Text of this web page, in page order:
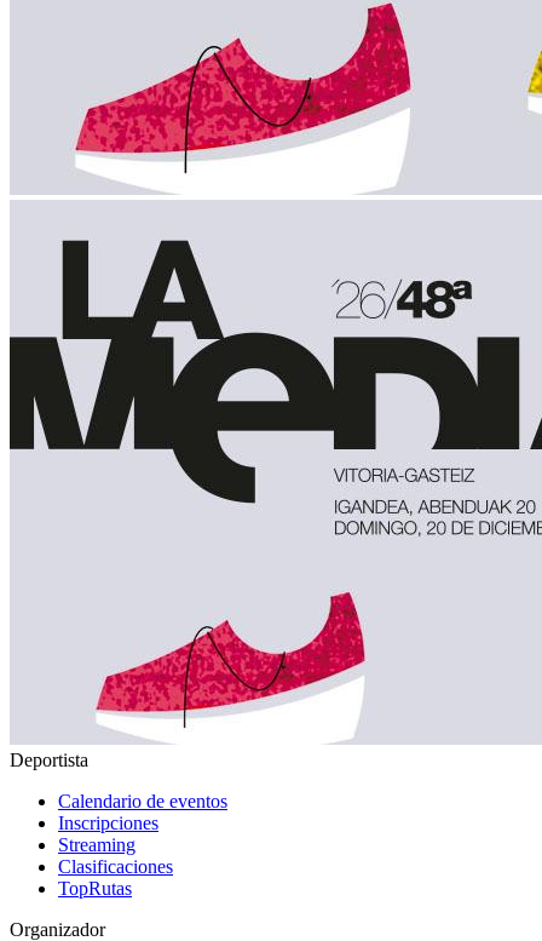
Deportista
Calendario de eventos
Inscripciones
Streaming
Clasificaciones
TopRutas
Organizador